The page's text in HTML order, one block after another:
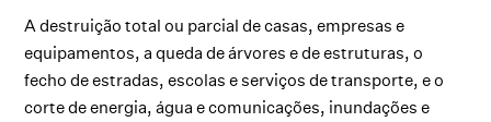
A destruição total ou parcial de casas, empresas e
equipamentos, a queda de árvores e de estruturas, o
fecho de estradas, escolas e serviços de transporte, e o
corte de energia, água e comunicações, inundações e